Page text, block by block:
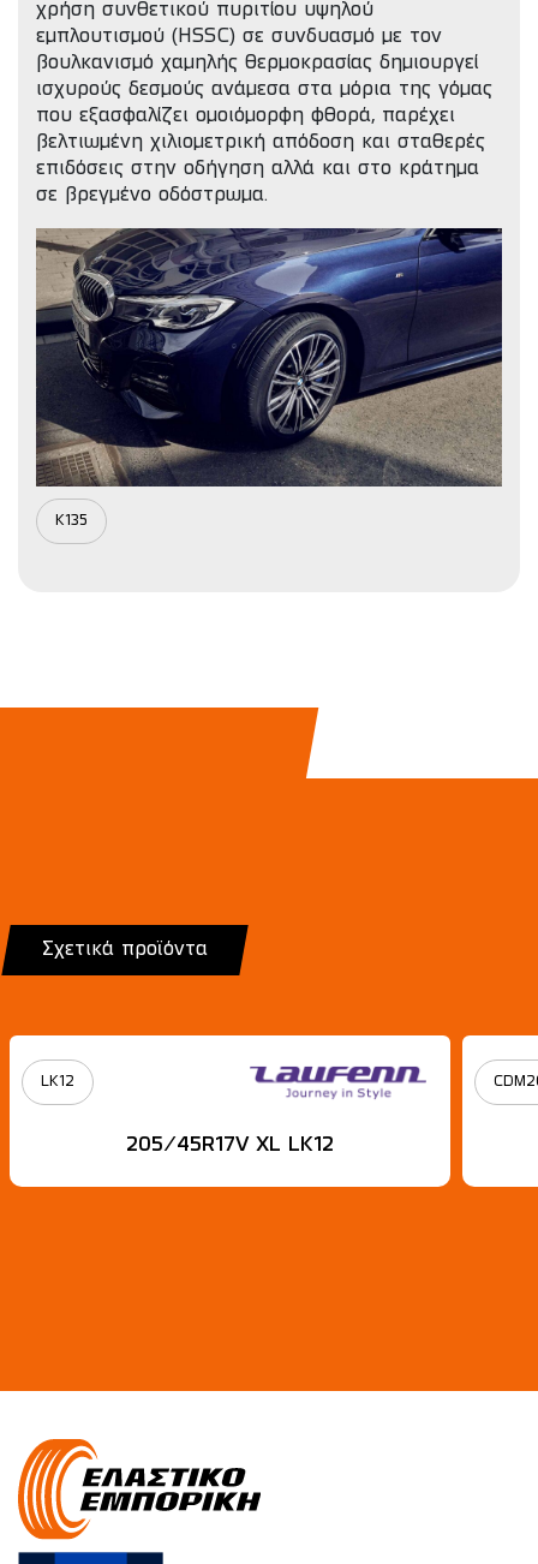
χρήση συνθετικού πυριτίου υψηλού
εμπλουτισμού (HSSC) σε συνδυασμό με τον
βουλκανισμό χαμηλής θερμοκρασίας δημιουργεί
ισχυρούς δεσμούς ανάμεσα στα μόρια της γόμας
που εξασφαλίζει ομοιόμορφη φθορά, παρέχει
βελτιωμένη χιλιομετρική απόδοση και σταθερές
επιδόσεις στην οδήγηση αλλά και στο κράτημα
σε βρεγμένο οδόστρωμα.
K135
Σχετικά προϊόντα
LK12
205/45R17V XL LK12